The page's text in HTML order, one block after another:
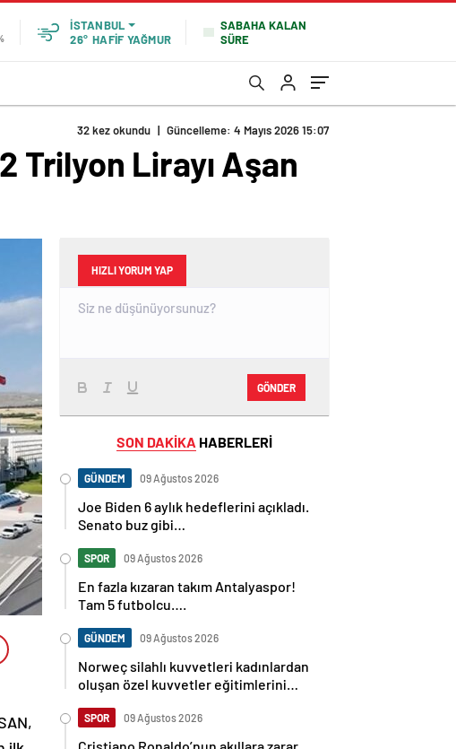
İSTANBUL
26° HAFİF YAĞMUR
SABAHA KALAN
SÜRE
32 kez okundu | Güncelleme: 4 Mayıs 2026 15:07
Trilyon Lirayı Aşan
HIZLI YORUM YAP
GÖNDER
SON DAKİKA HABERLERİ
GÜNDEM 09 Ağustos 2026
Joe Biden 6 aylık hedeflerini açıkladı.
Senato buz gibi…
SPOR 09 Ağustos 2026
En fazla kızaran takım Antalyaspor!
Tam 5 futbolcu….
GÜNDEM 09 Ağustos 2026
Norweç silahlı kuvvetleri kadınlardan
oluşan özel kuvvetler eğitimlerini
SPOR 09 Ağustos 2026